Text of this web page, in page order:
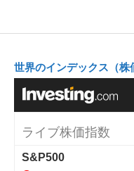
世界のインデックス（株